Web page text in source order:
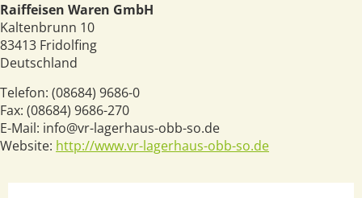
Raiffeisen Waren GmbH
Kaltenbrunn 10
83413 Fridolfing
Deutschland
Telefon: (08684) 9686-0
Fax: (08684) 9686-270
E-Mail: info@vr-lagerhaus-obb-so.de
Website: http://www.vr-lagerhaus-obb-so.de